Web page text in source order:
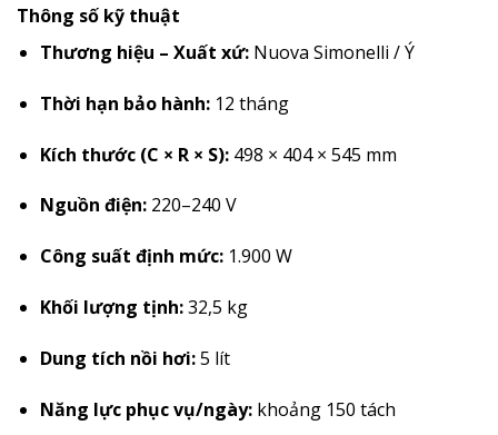
Thông số kỹ thuật
Thương hiệu – Xuất xứ:Nuova Simonelli / Ý
Thời hạn bảo hành:12 tháng
Kích thước (C × R × S):498 × 404 × 545 mm
Nguồn điện:220–240 V
Công suất định mức:1.900 W
Khối lượng tịnh:32,5 kg
Dung tích nồi hơi:5 lít
Năng lực phục vụ/ngày:khoảng 150 tách